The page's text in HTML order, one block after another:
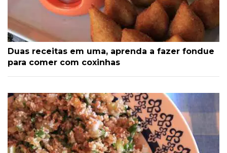
Duas receitas em uma, aprenda a fazer fondue
para comer com coxinhas